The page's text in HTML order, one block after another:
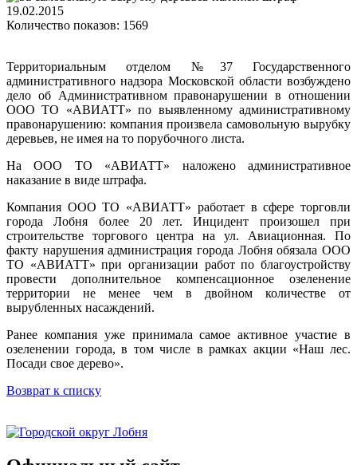
19.02.2015
Количество показов: 1569
Территориальным отделом №37 Государственного
административного надзора Московской области возбуждено
дело об Административном правонарушении в отношении
ООО ТО «АВИАТТ» по выявленному административному
правонарушению: компания произвела самовольную вырубку
деревьев, не имея на то порубочного листа.
На ООО ТО «АВИАТТ» наложено административное
наказание в виде штрафа.
Компания ООО ТО «АВИАТТ» работает в сфере торговли
города Лобня более 20 лет. Инцидент произошел при
строительстве торгового центра на ул. Авиационная. По
факту нарушения администрация города Лобня обязала ООО
ТО «АВИАТТ» при организации работ по благоустройству
провести дополнительное компенсационное озеленение
территории не менее чем в двойном количестве от
вырубленных насаждений.
Ранее компания уже принимала самое активное участие в
озеленении города, в том числе в рамках акции «Наш лес.
Посади свое дерево».
Возврат к списку